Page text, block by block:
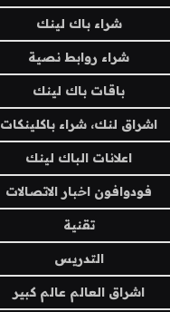
شراء باك لينك
شراء روابط نصية
باقات باك لينك
اشراق لنك، شراء باكلينكات
اعلانات الباك لينك
فودوافون اخبار الاتصالات
تقنية
التدريس
اشراق العالم عالم كبير